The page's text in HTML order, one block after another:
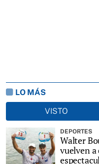
LO MÁS
VISTO
DEPORTES
Walter
vuelven